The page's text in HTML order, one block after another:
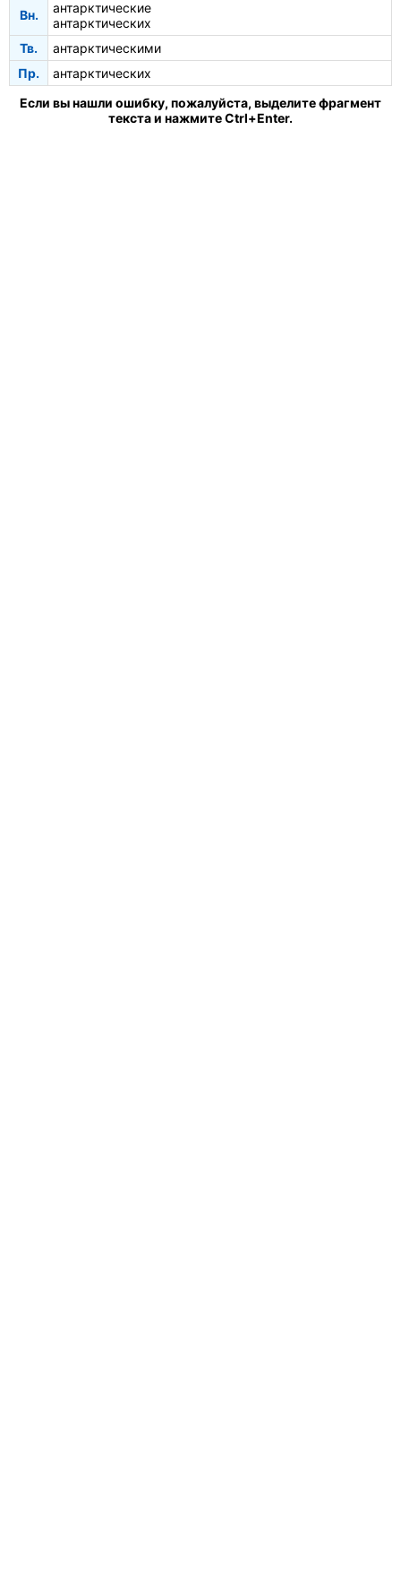
Вн.
антарктические
антарктических
Тв.
антарктическими
Пр.
антарктических
Если вы нашли ошибку, пожалуйста, выделите фрагмент
текста и нажмите Ctrl+Enter.